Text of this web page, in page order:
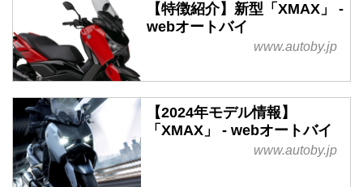
【特徴紹介】新型「XMAX」 -
webオートバイ
www.autoby.jp
【2024年モデル情報】
「XMAX」 - webオートバイ
www.autoby.jp